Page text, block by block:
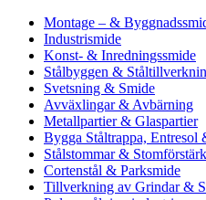
Montage – &
Industrismide
Konst- & Inredningssmide
Stålbyggen &
Svetsning & Smide
Avväxlingar & Avbärning
Metallpartier & Glaspartier
Bygga Ståltrappa, Entresol
Stålstommar &
Cortenstål & Parksmide
Tillverkning av Grindar &